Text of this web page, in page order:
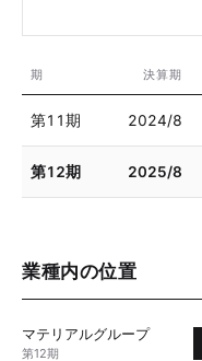
期 決算期
第11期 2024/8
第12期 2025/8
業種内の位置
マテリアルグループ
第12期